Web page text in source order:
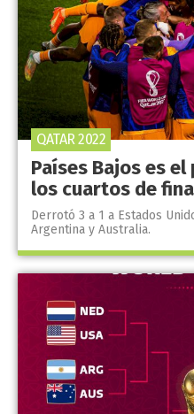
Países Bajos es
los cuartos de
Derrotó 3 a 1 a Estados
Argentina y Australia.
QATAR 2022